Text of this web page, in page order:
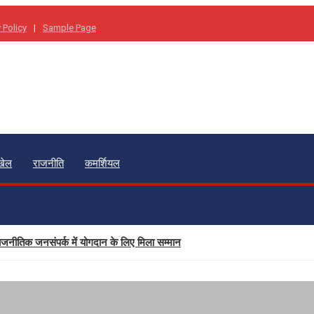
Policy Sample Page
राजनीति कमर्शियल
जनसंपर्क में योगदान के लिए मिला सम्मान